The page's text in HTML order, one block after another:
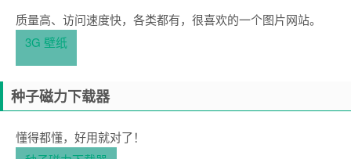
质量高、访问速度快，各类都有，很喜欢的一个图片网站。
3G 壁纸
种子磁力下载器
懂得都懂，好用就对了！